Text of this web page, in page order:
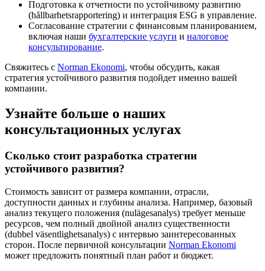
Подготовка к отчетности по устойчивому развитию
(hållbarhetsrapportering) и интеграция ESG в управление.
Согласование стратегии с финансовым планированием,
включая наши бухгалтерские услуги и налоговое
консультирование.
Свяжитесь с Norman Ekonomi, чтобы обсудить, какая
стратегия устойчивого развития подойдет именно вашей
компании.
Узнайте больше о наших
консультационных услугах
Сколько стоит разработка стратегии
устойчивого развития?
Стоимость зависит от размера компании, отрасли,
доступности данных и глубины анализа. Например, базовый
анализ текущего положения (nulägesanalys) требует меньше
ресурсов, чем полный двойной анализ существенности
(dubbel väsentlighetsanalys) с интервью заинтересованных
сторон. После первичной консультации Norman Ekonomi
может предложить понятный план работ и бюджет.